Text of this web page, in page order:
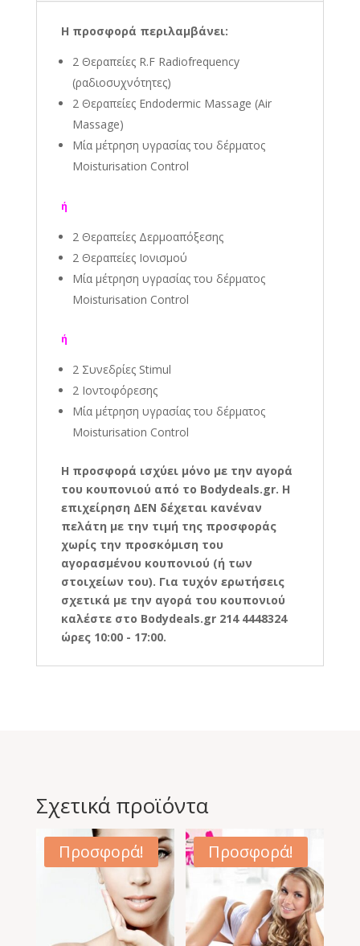
Η προσφορά περιλαμβάνει:
2 Θεραπείες R.F Radiofrequency
(ραδιοσυχνότητες)
2 Θεραπείες Endodermic Massage (Air
Massage)
Μία μέτρηση υγρασίας του δέρματος
Moisturisation Control
ή
2 Θεραπείες Δερμοαπόξεσης
2 Θεραπείες Ιονισμού
Μία μέτρηση υγρασίας του δέρματος
Moisturisation Control
ή
2 Συνεδρίες Stimul
2 Ιοντοφόρεσης
Μία μέτρηση υγρασίας του δέρματος
Moisturisation Control
Η προσφορά ισχύει μόνο με την αγορά
του κουπονιού από το Bodydeals.gr. Η
επιχείρηση ΔΕΝ δέχεται κανέναν
πελάτη με την τιμή της προσφοράς
χωρίς την προσκόμιση του
αγορασμένου κουπονιού (ή των
στοιχείων του). Για τυχόν ερωτήσεις
σχετικά με την αγορά του κουπονιού
καλέστε στο Bodydeals.gr 214 4448324
ώρες 10:00 - 17:00.
Σχετικά προϊόντα
Προσφορά! Προσφορά!